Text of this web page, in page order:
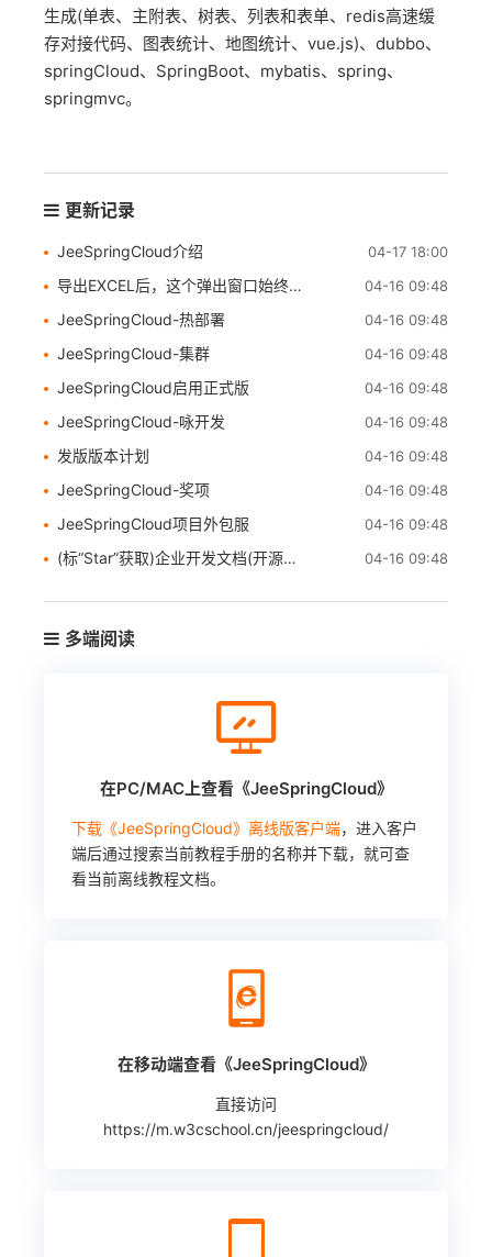
生成(单表、主附表、树表、列表和表单、redis高速缓
存对接代码、图表统计、地图统计、vue.js)、dubbo、
springCloud、SpringBoot、mybatis、spring、
springmvc。
更新记录
JeeSpringCloud介绍 04-17 18:00
导出EXCEL后，这个弹出窗口始终不自动关闭，需要手动关闭 04-16 09:48
JeeSpringCloud-热部署 04-16 09:48
JeeSpringCloud-集群 04-16 09:48
JeeSpringCloud启用正式版 04-16 09:48
JeeSpringCloud-咏开发 04-16 09:48
发版版本计划 04-16 09:48
JeeSpringCloud-奖项 04-16 09:48
JeeSpringCloud项目外包服 04-16 09:48
(标“Star”获取)企业开发文档(开源不易！) 04-16 09:48
多端阅读
在PC/MAC上查看《JeeSpringCloud》
下载《JeeSpringCloud》离线版客户端，进入客户
端后通过搜索当前教程手册的名称并下载，就可查
看当前离线教程文档。
在移动端查看《JeeSpringCloud》
直接访问
https://m.w3cschool.cn/jeespringcloud/